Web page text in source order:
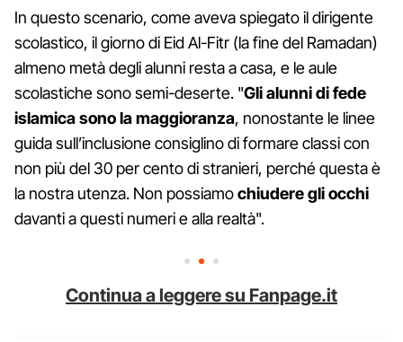
In questo scenario, come aveva spiegato il dirigente
scolastico, il giorno di Eid Al-Fitr (la fine del Ramadan)
almeno metà degli alunni resta a casa, e le aule
scolastiche sono semi-deserte. "Gli alunni di fede
islamica sono la maggioranza, nonostante le linee
guida sull’inclusione consiglino di formare classi con
non più del 30 per cento di stranieri, perché questa è
la nostra utenza. Non possiamochiudere gli occhi
davanti a questi numeri e alla realtà".
Continua a leggere su Fanpage.it